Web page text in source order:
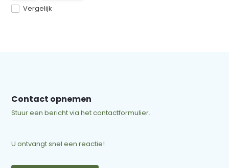
Vergelijk
Contact opnemen
Stuur een bericht via het contactformulier.
U ontvangt snel een reactie!